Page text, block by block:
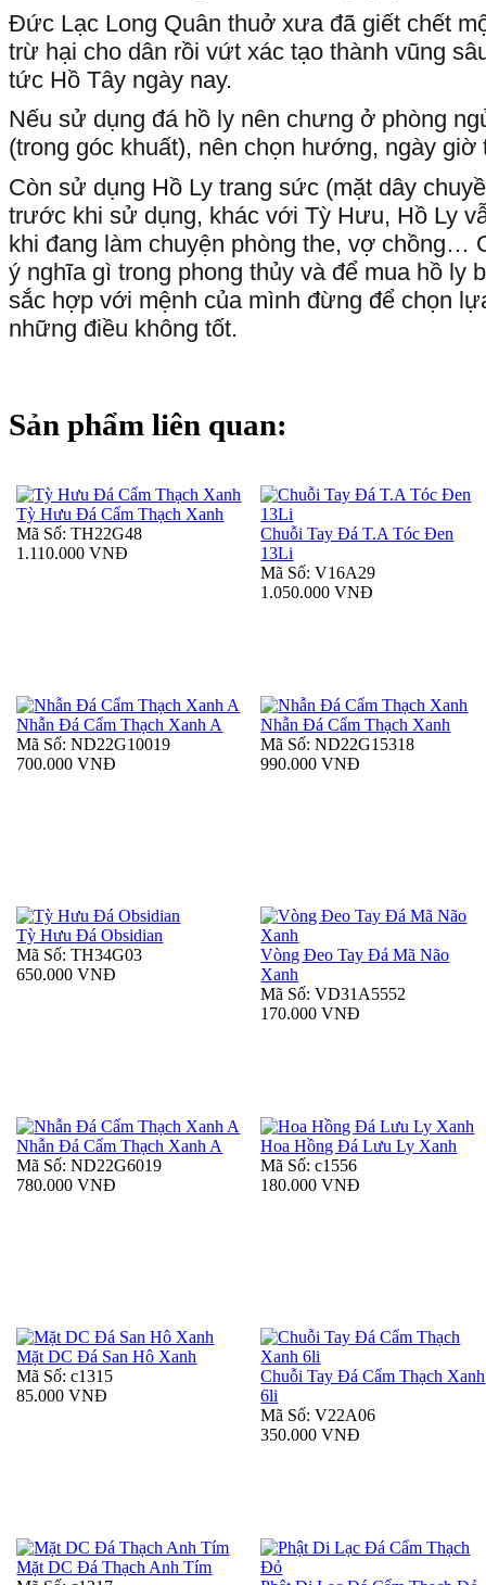
Đức Lạc Long Quân thuở xưa đã giết chết
trừ hại cho dân rồi vứt xác tạo thành vũng
tức Hồ Tây ngày nay.
Nếu sử dụng đá hồ ly nên chưng ở phòng
(trong góc khuất), nên chọn hướng, ngày
Còn sử dụng Hồ Ly trang sức (mặt dây
trước khi sử dụng, khác với Tỳ Hưu, Hồ Ly
khi đang làm chuyện phòng the, vợ chồng…
ý nghĩa gì trong phong thủy và để mua hồ ly
sắc hợp với mệnh của mình đừng để chọn
những điều không tốt.
Sản phẩm liên quan:
Tỳ Hưu Đá Cẩm Thạch Xanh
Mã Số: TH22G48
1.110.000 VNĐ
Chuỗi Tay Đá T.A Tóc Đen
13Li
Mã Số: V16A29
1.050.000 VNĐ
Nhẫn Đá Cẩm Thạch Xanh A
Mã Số: ND22G10019
700.000 VNĐ
Nhẫn Đá Cẩm Thạch Xanh
Mã Số: ND22G15318
990.000 VNĐ
Tỳ Hưu Đá Obsidian
Mã Số: TH34G03
650.000 VNĐ
Vòng Đeo Tay Đá Mã Não
Xanh
Mã Số: VD31A5552
170.000 VNĐ
Nhẫn Đá Cẩm Thạch Xanh A
Mã Số: ND22G6019
780.000 VNĐ
Hoa Hồng Đá Lưu Ly Xanh
Mã Số: c1556
180.000 VNĐ
Mặt DC Đá San Hô Xanh
Mã Số: c1315
85.000 VNĐ
Chuỗi Tay Đá Cẩm Thạch Xanh
6li
Mã Số: V22A06
350.000 VNĐ
Mặt DC Đá Thạch Anh Tím